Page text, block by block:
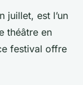
juillet, est l’un
théâtre en
festival offre